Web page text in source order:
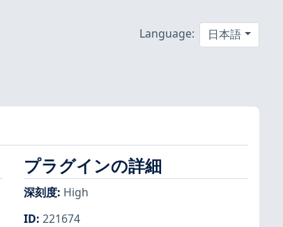
Language: 日本語
プラグインの詳細
深刻度: High
ID: 221674